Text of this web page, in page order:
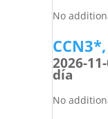
No
2026-
día
No